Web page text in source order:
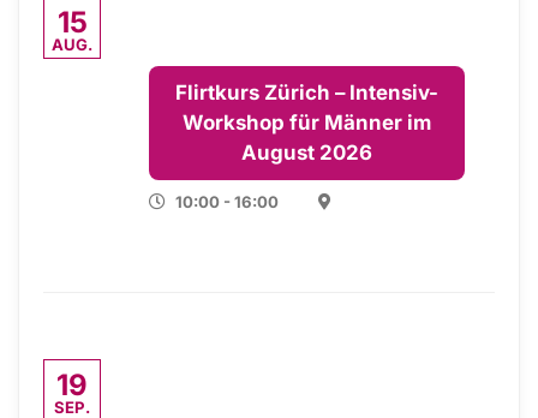
15
AUG.
Flirtkurs Zürich – Intensiv-
Workshop für Männer im
August 2026
10:00 - 16:00
19
SEP.